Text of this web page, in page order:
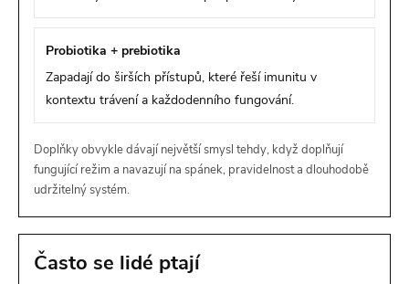
Probiotika + prebiotika
Zapadají do širších přístupů, které řeší imunitu v
kontextu trávení a každodenního fungování.
Doplňky obvykle dávají největší smysl tehdy, když doplňují
fungující režim a navazují na spánek, pravidelnost a dlouhodobě
udržitelný systém.
Často se lidé ptají